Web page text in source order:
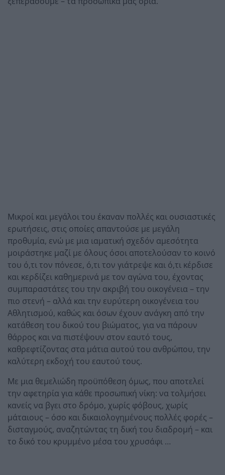
Μικροί και μεγάλοι του έκαναν πολλές και ουσιαστικές
ερωτήσεις, στις οποίες απαντούσε με μεγάλη
προθυμία, ενώ με μια ιαματική σχεδόν αμεσότητα
μοιράστηκε μαζί με όλους όσοι αποτελούσαν το κοινό
του ό,τι τον πόνεσε, ό,τι τον γιάτρεψε και ό,τι κέρδισε
και κερδίζει καθημερινά με τον αγώνα του, έχοντας
συμπαραστάτες του την ακριβή του οικογένεια – την
πιο στενή – αλλά και την ευρύτερη οικογένεια του
Αθλητισμού, καθώς και όσων έχουν ανάγκη από την
κατάθεση του δικού του βιώματος, για να πάρουν
θάρρος και να πιστέψουν στον εαυτό τους,
καθρεφτίζοντας στα μάτια αυτού του ανθρώπου, την
καλύτερη εκδοχή του εαυτού τους.
Με μια θεμελιώδη προϋπόθεση όμως, που αποτελεί
την αφετηρία για κάθε προσωπική νίκη: να τολμήσει
κανείς να βγει στο δρόμο, χωρίς φόβους, χωρίς
μάταιους – όσο και δικαιολογημένους πολλές φορές –
δισταγμούς, αναζητώντας τη δική του διαδρομή – και
το δικό του κρυμμένο μέσα του χρυσάφι …